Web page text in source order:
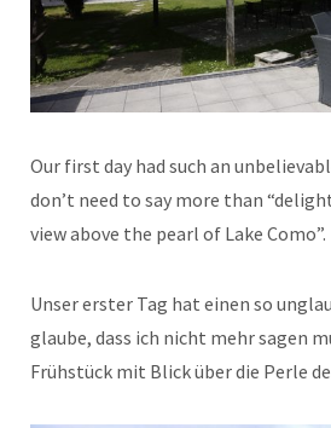
Our first day had such an
don’t need to say more than
view above the pearl of Lake Como”.
Unser erster Tag hat einen so
glaube, dass ich nicht mehr sagen
Frühstück mit Blick über die Perle